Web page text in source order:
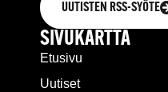
UUTISTEN RSS-SYÖTE
SIVUKARTTA
Etusivu
Uutiset